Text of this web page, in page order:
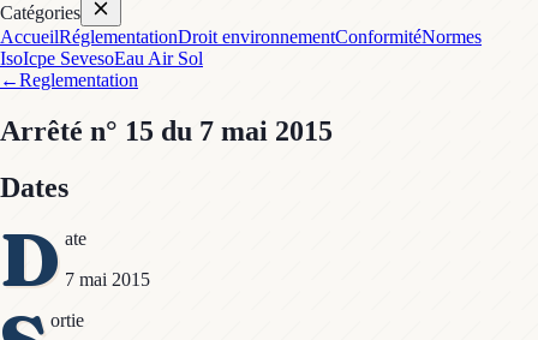
Catégories
AccueilRéglementationDroit environnementConformitéNormes
IsoIcpe SevesoEau Air Sol
←Reglementation
Arrêté n° 15 du 7 mai 2015
Dates
D ate
7 mai 2015
ortie